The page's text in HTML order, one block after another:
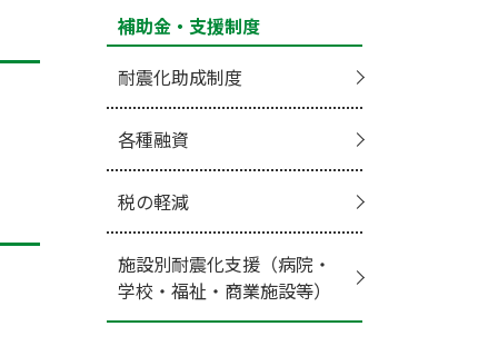
補助金・支援制度
耐震化助成制度
各種融資
税の軽減
施設別耐震化支援（病院・
学校・福祉・商業施設等）